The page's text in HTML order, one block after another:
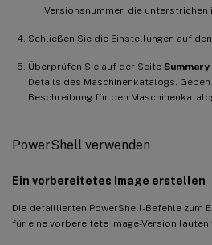
Versionsnummer, die unterstrichen
Schließen Sie die Einstellungen auf
Überprüfen Sie auf der Seite Summary
Details des Maschinenkatalogs.
Beschreibung für den
PowerShell verwenden
Ein vorbereitetes Image erstellen
Die detaillierten PowerShell-Befehle zum
für eine vorbereitete Image-Version lauten